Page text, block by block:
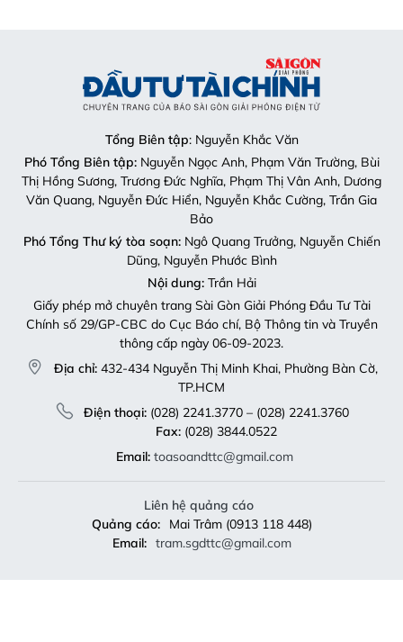
Tổng Biên tập: Nguyễn Khắc Văn
Phó Tổng Biên tập:Nguyễn Ngọc Anh, Phạm Văn Trường, Bùi
Thị Hồng Sương, Trương Đức Nghĩa, Phạm Thị Vân Anh, Dương
Văn Quang, Nguyễn Đức Hiển, Nguyễn Khắc Cường, Trần Gia
Bảo
Phó Tổng Thư ký tòa soạn:Ngô Quang Trưởng, Nguyễn Chiến
Dũng, Nguyễn Phước Bình
Nội dung:Trần Hải
Giấy phép mở chuyên trang Sài Gòn Giải Phóng Đầu Tư Tài
Chính số 29/GP-CBC do Cục Báo chí, Bộ Thông tin và Truyền
thông cấp ngày 06-09-2023.
Địa chỉ: 432-434 Nguyễn Thị Minh Khai, Phường Bàn Cờ,
TP.HCM
Điện thoại:(028) 2241.3770 – (028) 2241.3760
Fax:(028) 3844.0522
Email: toasoandttc@gmail.com
Liên hệ quảng cáo
Quảng cáo:
Mai Trâm (0913 118 448)
Email: tram.sgdttc@gmail.com